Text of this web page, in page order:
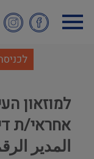
לתוכן
העיקרי
למוזאון
אחראי/ת
المدير